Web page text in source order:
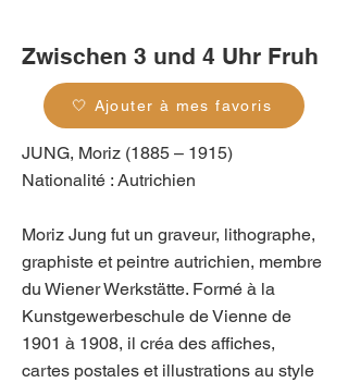
Zwischen 3 und 4 Uhr Fruh
🤍 Ajouter à mes favoris
JUNG, Moriz (1885 – 1915)
Nationalité : Autrichien
Moriz Jung fut un graveur, lithographe,
graphiste et peintre autrichien, membre
du Wiener Werkstätte. Formé à la
Kunstgewerbeschule de Vienne de
1901 à 1908, il créa des affiches,
cartes postales et illustrations au style